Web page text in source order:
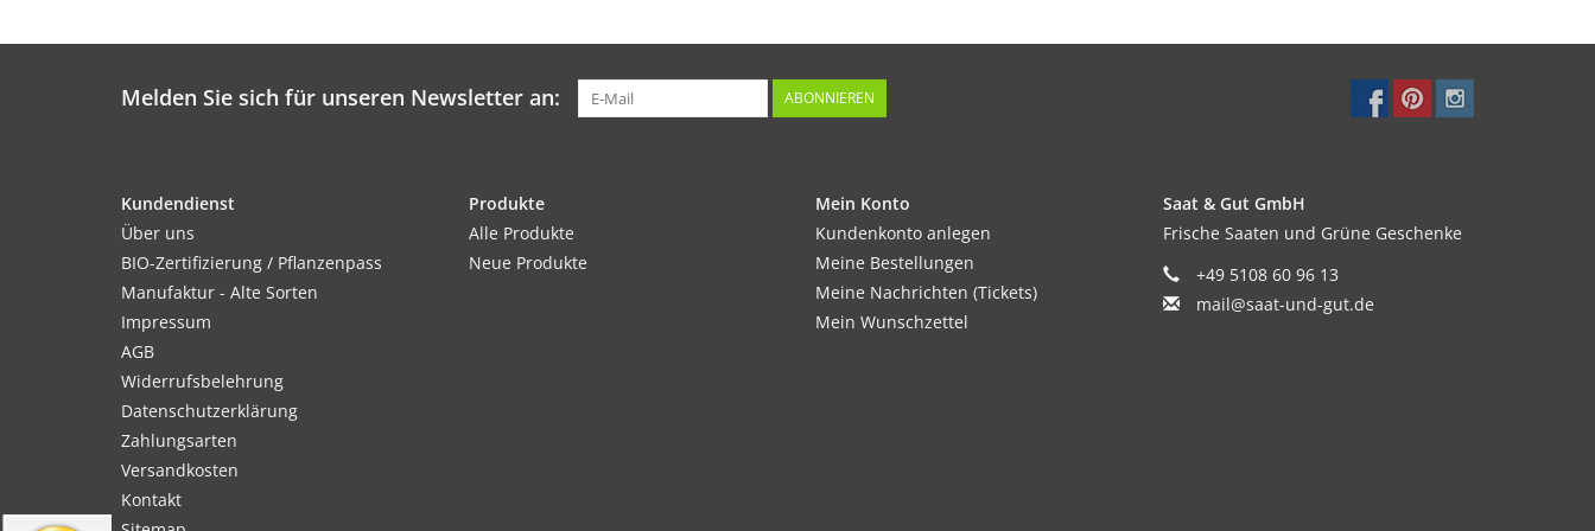
Melden Sie sich für unseren Newsletter an: ABONNIEREN
Kundendienst
Über uns
BIO-Zertifizierung / Pflanzenpass
Manufaktur - Alte Sorten
Impressum
AGB
Widerrufsbelehrung
Datenschutzerklärung
Zahlungsarten
Versandkosten
Kontakt
Produkte
Alle Produkte
Neue Produkte
Mein Konto
Kundenkonto anlegen
Meine Bestellungen
Meine Nachrichten (Tickets)
Mein Wunschzettel
Saat & Gut GmbH
Frische Saaten und Grüne Geschenke
+49 5108 60 96 13
mail@saat-und-gut.de